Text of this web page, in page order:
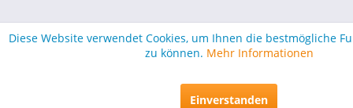
Diese Website verwendet Cookies, um Ihnen die bestmögliche
zu können. Mehr Informationen
Einverstanden